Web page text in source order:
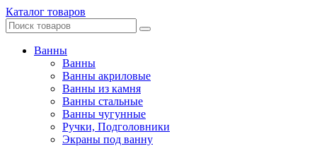
Каталог товаров
Ванны
Ванны
Ванны акриловые
Ванны из камня
Ванны стальные
Ванны чугунные
Ручки, Подголовники
Экраны под ванну